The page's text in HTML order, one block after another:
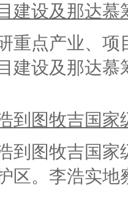
建设及那达慕
重点产业、
建设及那达慕
到图牧吉国
到图牧吉国
区。李浩实地